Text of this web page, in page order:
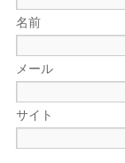
名前
メール
サイト